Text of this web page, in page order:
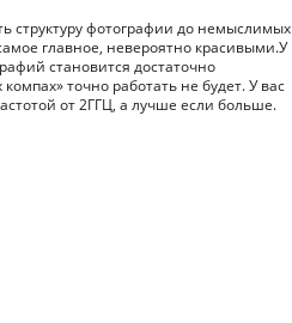
структуру фотографии до немыслимых
главное, невероятно красивыми.У
становится достаточно
точно работать не будет. У вас
от 2ГГЦ, а лучше если больше.